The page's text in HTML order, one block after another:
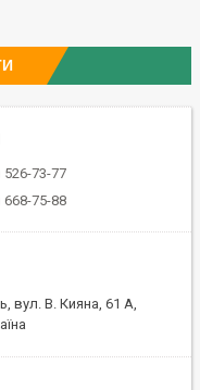
526-73-77
668-75-88
вул. В. Кияна, 61 А,